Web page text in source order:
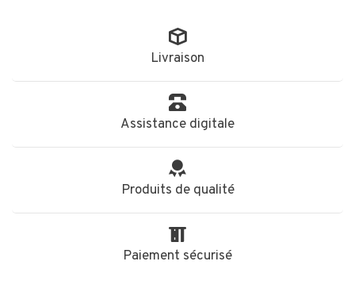
Livraison
Assistance digitale
Produits de qualité
Paiement sécurisé